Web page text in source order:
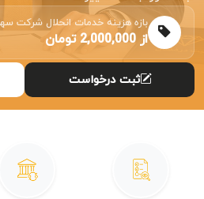
بازه هزینه خدمات انحلال شرکت
از 2,000,000 تومان
ثبت درخواست